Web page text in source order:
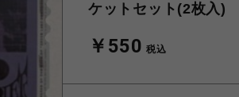
ケットセット(2枚入)
￥550 税込